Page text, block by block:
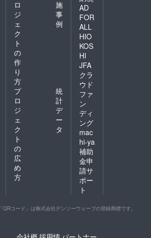
ロ
ジ
ェ
ク
ト
の
作
り
方
施
事
例
プ
ロ
ジ
ェ
ク
ト
の
広
め
方
統
計
デ
ー
タ
AD
FOR
ALL
HIO
KOS
HI
JFA
クラ
ウド
ファ
ン
ディ
ング
mac
hi-ya
補助
金申
請サ
ポー
ト
「QRコード」は株式会社デンソーウェーブの登録商標です。